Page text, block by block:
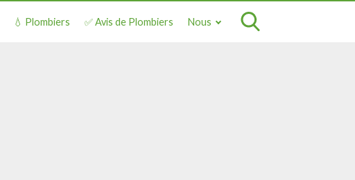
💧 Plombiers ✅ Avis de Plombiers Nous